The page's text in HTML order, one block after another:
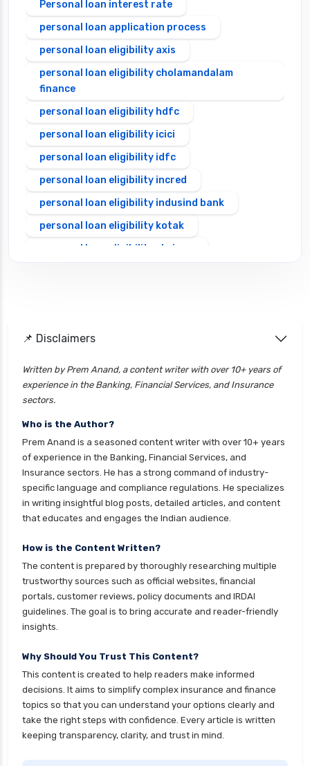
Personal loan interest rate
personal loan application process
personal loan eligibility axis
personal loan eligibility cholamandalam
finance
personal loan eligibility hdfc
personal loan eligibility icici
personal loan eligibility idfc
personal loan eligibility incred
personal loan eligibility indusind bank
personal loan eligibility kotak
personal loan eligibility shriram
personal loan for defence personnel
personal loan for home renovation
personal loan for marriage
personal loan for nri
personal loan for pensioners
personal loan for salaried individuals
personal loan for self employed
personal loan for women
personal loan in 10 minutes
personal loan in andhra pradesh
personal loan in bangalore
personal loan in cochin
personal loan in coimbatore
personal loan in delhi
personal loan in hyderabad
📌 Disclaimers
Written by Prem Anand, a content writer with over 10+ years of
experience in the Banking, Financial Services, and Insurance
sectors.
Who is the Author?
Prem Anand is a seasoned content writer with over 10+ years
of experience in the Banking, Financial Services, and
Insurance sectors. He has a strong command of industry-
specific language and compliance regulations. He specializes
in writing insightful blog posts, detailed articles, and content
that educates and engages the Indian audience.
How is the Content Written?
The content is prepared by thoroughly researching multiple
trustworthy sources such as official websites, financial
portals, customer reviews, policy documents and IRDAI
guidelines. The goal is to bring accurate and reader-friendly
insights.
Why Should You Trust This Content?
This content is created to help readers make informed
decisions. It aims to simplify complex insurance and finance
topics so that you can understand your options clearly and
take the right steps with confidence. Every article is written
keeping transparency, clarity, and trust in mind.